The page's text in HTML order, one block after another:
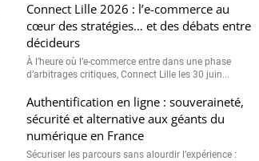
Connect Lille 2026 : l’e-commerce au
cœur des stratégies… et des débats entre
décideurs
À l’heure où l’e-commerce entre dans une phase
d’arbitrages critiques, Connect Lille les 30 juin...
Authentification en ligne : souveraineté,
sécurité et alternative aux géants du
numérique en France
Sécuriser les parcours sans alourdir l’expérience :